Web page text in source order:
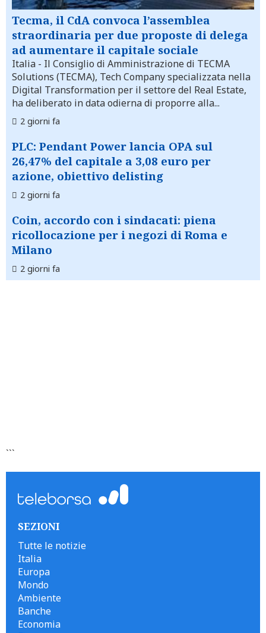
Tecma, il CdA convoca l’assemblea
straordinaria per due proposte di delega
ad aumentare il capitale sociale
Italia - Il Consiglio di Amministrazione di TECMA
Solutions (TECMA), Tech Company specializzata nella
Digital Transformation per il settore del Real Estate,
ha deliberato in data odierna di proporre alla...
2 giorni fa
PLC: Pendant Power lancia OPA sul
26,47% del capitale a 3,08 euro per
azione, obiettivo delisting
2 giorni fa
Coin, accordo con i sindacati: piena
ricollocazione per i negozi di Roma e
Milano
2 giorni fa
```
SEZIONI
Tutte le notizie
Italia
Europa
Mondo
Ambiente
Banche
Economia